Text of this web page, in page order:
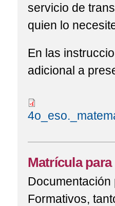
servicio de
quien lo
En las
adicional a
Matrícula para
Formativos,